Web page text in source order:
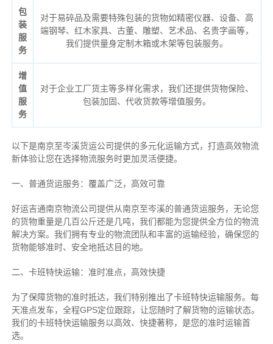
包
装
服
务
对于易碎品及需要特殊包装的货物如精密仪器、设备、高
端钢琴、红木家具、古董、雕塑、艺术品、名贵字画等，
我们提供量身定制木箱或木架等包装服务。
增
值
服
务
对于企业工厂货主等多样化需求，我们还提供货物保险、
包装加固、代收货款等增值服务。
以下是南京至岑溪货运公司提供的多元化运输方式，打造高效物流
新体验让您在选择物流服务时更加灵活便捷。
一、普通货运服务：覆盖广泛，高效可靠
好运吉通南京物流公司提供从南京至岑溪的普通货运服务，无论您
的货物重量是几百公斤还是几吨，我们都能为您提供全方位的物流
解决方案。我们拥有专业的物流团队和丰富的运输经验，确保您的
货物能够准时、安全地抵达目的地。
二、卡班特快运输：准时准点，高效快捷
为了保障货物的准时抵达，我们特别推出了卡班特快运输服务。每
天准点发车，全程GPS定位跟踪，让您随时了解货物的运输状态。
我们的卡班特快运输服务以高效、快捷著称，是您的准时运输首
选。